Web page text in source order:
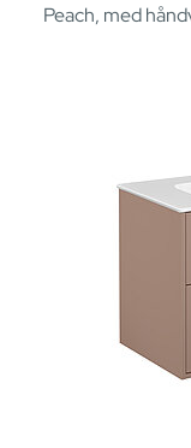
Peach, med